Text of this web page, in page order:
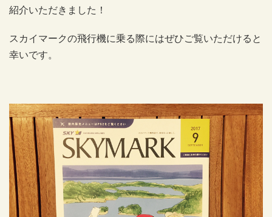
紹介いただきました！
スカイマークの飛行機に乗る際にはぜひご覧いただけると
幸いです。